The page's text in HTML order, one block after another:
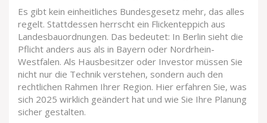
Es gibt kein einheitliches Bundesgesetz mehr, das alles
regelt. Stattdessen herrscht ein Flickenteppich aus
Landesbauordnungen. Das bedeutet: In Berlin sieht die
Pflicht anders aus als in Bayern oder Nordrhein-
Westfalen. Als Hausbesitzer oder Investor müssen Sie
nicht nur die Technik verstehen, sondern auch den
rechtlichen Rahmen Ihrer Region. Hier erfahren Sie, was
sich 2025 wirklich geändert hat und wie Sie Ihre Planung
sicher gestalten.